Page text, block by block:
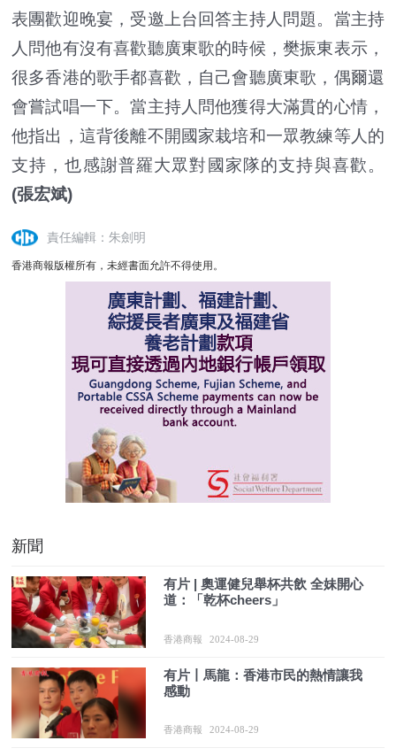
表團歡迎晚宴，受邀上台回答主持人問題。當主持
人問他有沒有喜歡聽廣東歌的時候，樊振東表示，
很多香港的歌手都喜歡，自己會聽廣東歌，偶爾還
會嘗試唱一下。當主持人問他獲得大滿貫的心情，
他指出，這背後離不開國家栽培和一眾教練等人的
支持，也感謝普羅大眾對國家隊的支持與喜歡。
(張宏斌)
責任編輯：朱劍明
香港商報版權所有，未經書面允許不得使用。
新聞
有片 | 奧運健兒舉杯共飲 全妹開心
道：「乾杯cheers」
香港商報 2024-08-29
有片丨馬龍：香港市民的熱情讓我
感動
香港商報 2024-08-29